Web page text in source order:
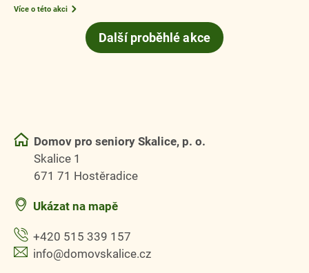
Více o této akci
Další proběhlé akce
Domov pro seniory Skalice, p. o.
Skalice 1
671 71 Hostěradice
Ukázat na mapě
+420 515 339 157
info@domovskalice.cz